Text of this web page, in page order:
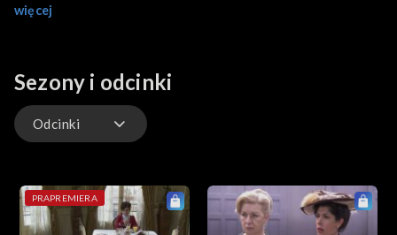
zszokowana tym, że Juliana i Leandro zamierzają ogłosić, iż
Humildad. Gines informuje Ramona, iż zamierza wyjechać ze
strachu przed Clemente. Trini prosi Felipe, by wyciągnął od
Ramona informacje w co takiego się wplątał. Rosina zaczyna
unikać towarzystwa smutnych wdów.
więcej
Sezony i odcinki
Odcinki
PRAPREMIERA